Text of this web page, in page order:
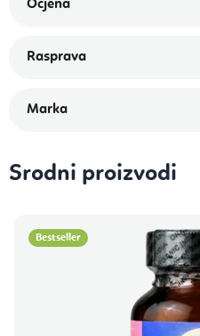
Srodni proizvodi
Bestseller